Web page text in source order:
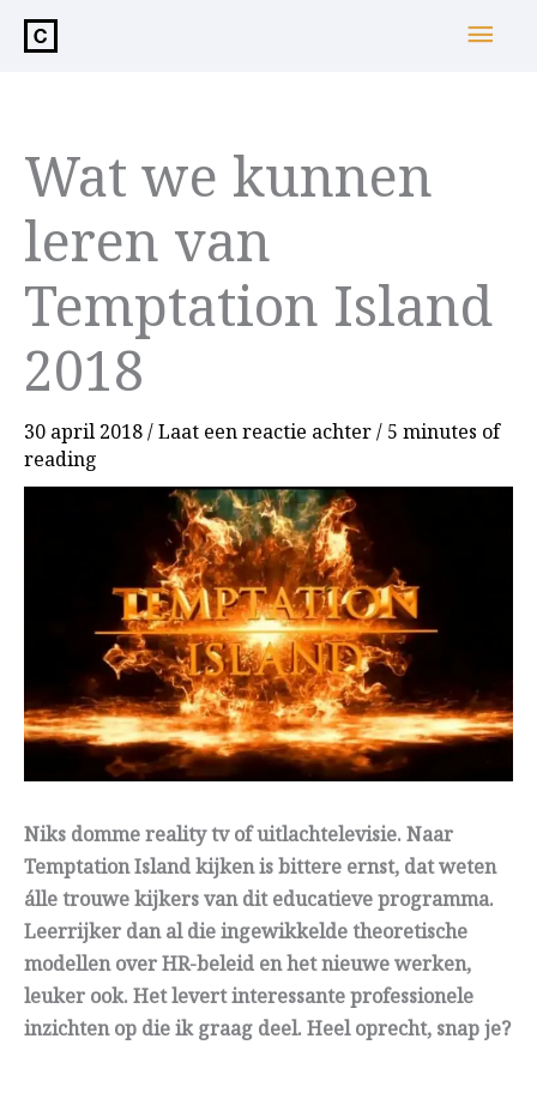
inhoud
Wat we kunnen
leren van
Temptation Island
2018
30 april 2018/Laat een reactie achter/ 5 minutes of
reading
Niks domme reality tv of uitlachtelevisie. Naar
Temptation Island kijken is bittere ernst, dat weten
álle trouwe kijkers van dit educatieve programma.
Leerrijker dan al die ingewikkelde theoretische
modellen over HR-beleid en het nieuwe werken,
leuker ook. Het levert interessante professionele
inzichten op die ik graag deel. Heel oprecht, snap je?